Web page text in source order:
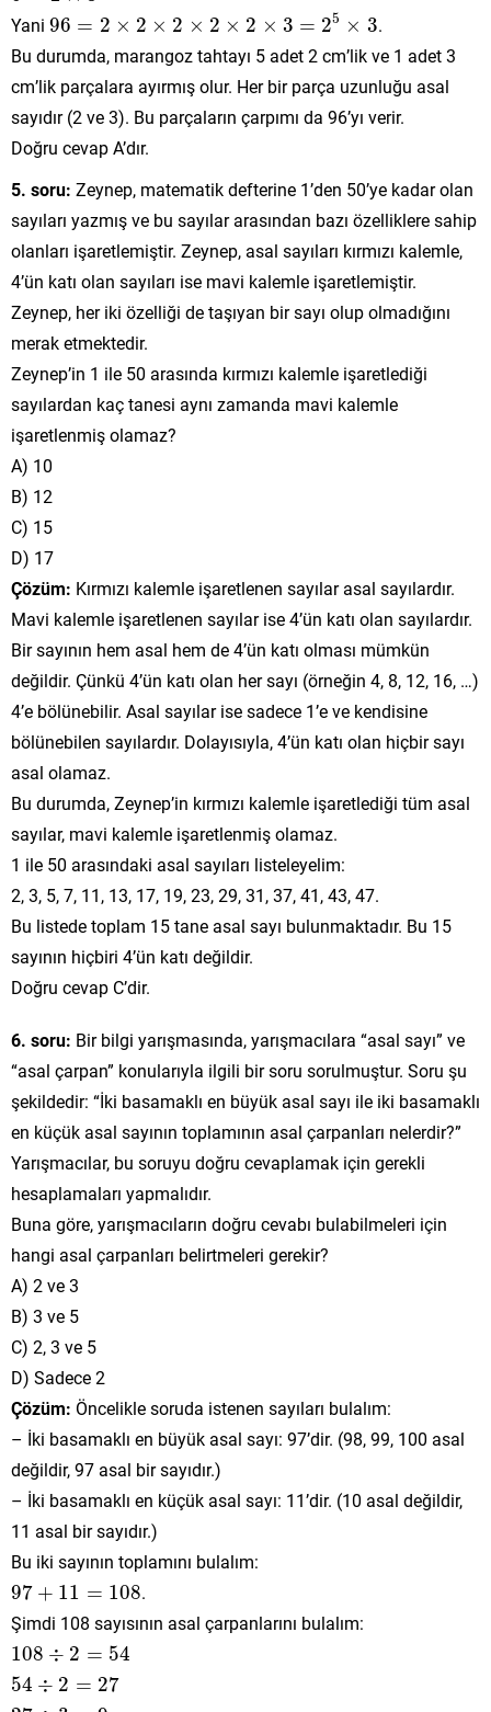
Yani 96 = 2 × 2 × 2 × 2 × 2 × 3 = 25 × 3
96 ×2 2× ×2 3= 5×
.
Bu durumda, marangoz tahtayı 5 adet 2 cm’lik ve 1 adet 3
cm’lik parçalara ayırmış olur. Her bir parça uzunluğu asal
sayıdır (2 ve 3). Bu parçaların çarpımı da 96’yı verir.
Doğru cevap A’dır.
5. soru: Zeynep, matematik defterine 1’den 50’ye kadar olan
sayıları yazmış ve bu sayılar arasından bazı özelliklere sahip
olanları işaretlemiştir. Zeynep, asal sayıları kırmızı kalemle,
4’ün katı olan sayıları ise mavi kalemle işaretlemiştir.
Zeynep, her iki özelliği de taşıyan bir sayı olup olmadığını
merak etmektedir.
Zeynep’in 1 ile 50 arasında kırmızı kalemle işaretlediği
sayılardan kaç tanesi aynı zamanda mavi kalemle
işaretlenmiş olamaz?
A) 10
B) 12
C) 15
D) 17
Çözüm: Kırmızı kalemle işaretlenen sayılar asal sayılardır.
Mavi kalemle işaretlenen sayılar ise 4’ün katı olan sayılardır.
Bir sayının hem asal hem de 4’ün katı olması mümkün
değildir. Çünkü 4’ün katı olan her sayı (örneğin 4, 8, 12, 16, …)
4’e bölünebilir. Asal sayılar ise sadece 1’e ve kendisine
bölünebilen sayılardır. Dolayısıyla, 4’ün katı olan hiçbir sayı
asal olamaz.
Bu durumda, Zeynep’in kırmızı kalemle işaretlediği tüm asal
sayılar, mavi kalemle işaretlenmiş olamaz.
1 ile 50 arasındaki asal sayıları listeleyelim:
2, 3, 5, 7, 11, 13, 17, 19, 23, 29, 31, 37, 41, 43, 47.
Bu listede toplam 15 tane asal sayı bulunmaktadır. Bu 15
sayının hiçbiri 4’ün katı değildir.
Doğru cevap C’dir.
6. soru: Bir bilgi yarışmasında, yarışmacılara “asal sayı” ve
“asal çarpan” konularıyla ilgili bir soru sorulmuştur. Soru şu
şekildedir: “İki basamaklı en büyük asal sayı ile iki basamaklı
en küçük asal sayının toplamının asal çarpanları nelerdir?”
Yarışmacılar, bu soruyu doğru cevaplamak için gerekli
hesaplamaları yapmalıdır.
Buna göre, yarışmacıların doğru cevabı bulabilmeleri için
hangi asal çarpanları belirtmeleri gerekir?
A) 2 ve 3
B) 3 ve 5
C) 2, 3 ve 5
D) Sadece 2
Çözüm: Öncelikle soruda istenen sayıları bulalım:
– İki basamaklı en büyük asal sayı: 97’dir. (98, 99, 100 asal
değildir, 97 asal bir sayıdır.)
– İki basamaklı en küçük asal sayı: 11’dir. (10 asal değildir,
11 asal bir sayıdır.)
Bu iki sayının toplamını bulalım:
97 + 11 = 108
97 + 11= 108
.
Şimdi 108 sayısının asal çarpanlarını bulalım:
108 ÷ 2 = 54
108 ÷ =
54 ÷ 2 = 27
54 ÷2 =